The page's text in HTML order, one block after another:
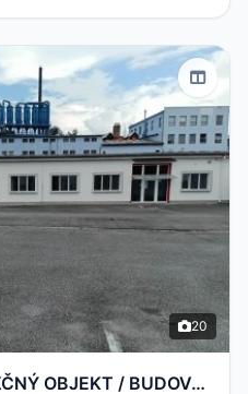
20
PRENÁJOM - POLYFUNKČNÝ OBJEKT / BUDOVA - NECPALSKÁ CESTA 34 B – PRIEVIDZA